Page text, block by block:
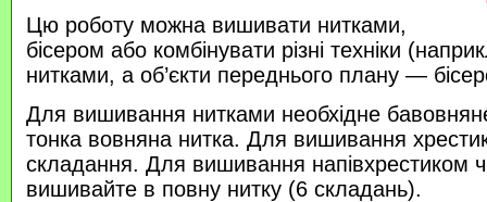
Цю роботу можна вишивати нитками,
бісером або комбінувати різні техніки
нитками, а об’єкти переднього плану —
Для вишивання нитками необхідне
тонка вовняна нитка. Для вишивання
складання. Для вишивання напівхрестиком
вишивайте в повну нитку (6 складань).